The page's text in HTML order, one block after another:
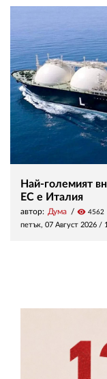
Най-големият
ЕС е Италия
автор: Дума visibility 4562
петък, 07 Август 2026 /